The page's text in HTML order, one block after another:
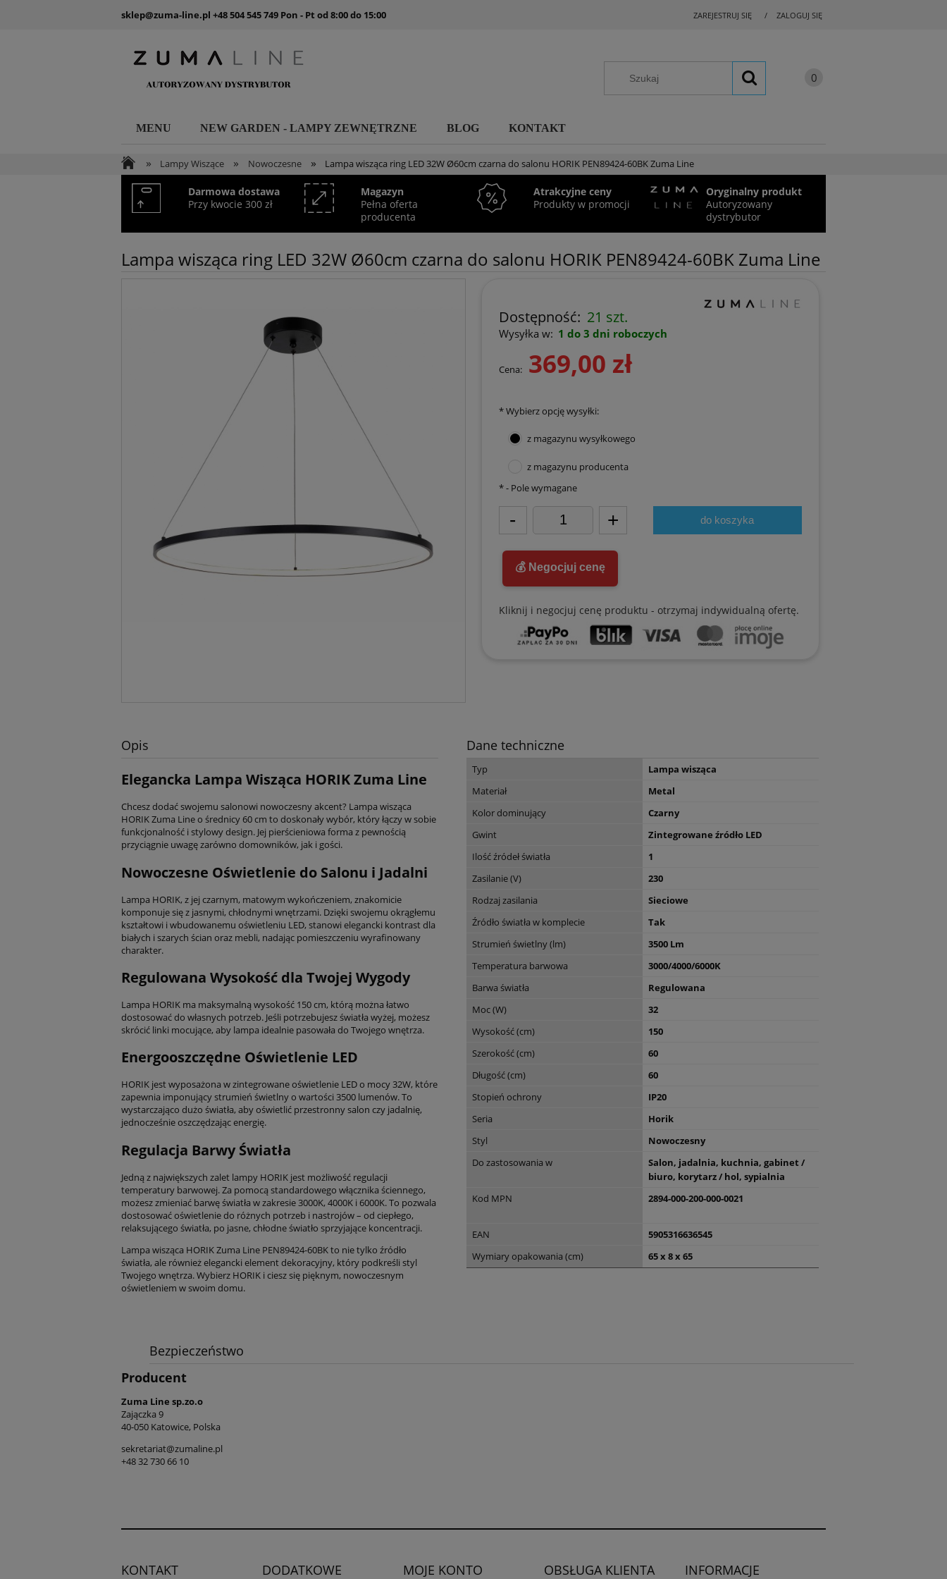
ZAREJESTRUJ SIĘ ZALOGUJ SIĘ
sklep@zuma-line.pl +48 504 545 749 Pon - Pt od 8:00 do 15:00
MENU NEW GARDEN - LAMPY ZEWNĘTRZNE BLOG KONTAKT
» Lampy Wiszące » Nowoczesne » Lampa wisząca ring LED 32W Ø60cm czarna do salonu HORIK PEN89424-60BK Zuma Line
Darmowa dostawa
Przy kwocie 300 zł
Magazyn
Pełna oferta
producenta
Atrakcyjne ceny
Produkty w promocji
Oryginalny produkt
Autoryzowany
dystrybutor
Lampa wisząca ring LED 32W Ø60cm czarna do salonu HORIK PEN89424-60BK Zuma Line
Dostępność: 21 szt.
Wysyłka w: 1 do 3 dni roboczych
Cena: 369,00 zł
*Wybierz opcję wysyłki:
z magazynu wysyłkowego
z magazynu producenta
- + do koszyka
*- Pole wymagane
💰 Negocjuj cenę
Kliknij i negocjuj cenę produktu - otrzymaj indywidualną ofertę.
Opis
Elegancka Lampa Wisząca HORIK Zuma Line
Chcesz dodać swojemu salonowi nowoczesny akcent? Lampa wisząca
HORIK Zuma Line o średnicy 60 cm to doskonały wybór, który łączy w sobie
funkcjonalność i stylowy design. Jej pierścieniowa forma z pewnością
przyciągnie uwagę zarówno domowników, jak i gości.
Nowoczesne Oświetlenie do Salonu i Jadalni
Lampa HORIK, z jej czarnym, matowym wykończeniem, znakomicie
komponuje się z jasnymi, chłodnymi wnętrzami. Dzięki swojemu okrągłemu
kształtowi i wbudowanemu oświetleniu LED, stanowi elegancki kontrast dla
białych i szarych ścian oraz mebli, nadając pomieszczeniu wyrafinowany
charakter.
Regulowana Wysokość dla Twojej Wygody
Lampa HORIK ma maksymalną wysokość 150 cm, którą można łatwo
dostosować do własnych potrzeb. Jeśli potrzebujesz światła wyżej, możesz
skrócić linki mocujące, aby lampa idealnie pasowała do Twojego wnętrza.
Energooszczędne Oświetlenie LED
HORIK jest wyposażona w zintegrowane oświetlenie LED o mocy 32W, które
zapewnia imponujący strumień świetlny o wartości 3500 lumenów. To
wystarczająco dużo światła, aby oświetlić przestronny salon czy jadalnię,
jednocześnie oszczędzając energię.
Regulacja Barwy Światła
Jedną z największych zalet lampy HORIK jest możliwość regulacji
temperatury barwowej. Za pomocą standardowego włącznika ściennego,
możesz zmieniać barwę światła w zakresie 3000K, 4000K i 6000K. To pozwala
dostosować oświetlenie do różnych potrzeb i nastrojów – od ciepłego,
relaksującego światła, po jasne, chłodne światło sprzyjające koncentracji.
Lampa wisząca HORIK Zuma Line PEN89424-60BK to nie tylko źródło
światła, ale również elegancki element dekoracyjny, który podkreśli styl
Twojego wnętrza. Wybierz HORIK i ciesz się pięknym, nowoczesnym
oświetleniem w swoim domu.
Dane techniczne
Typ
Lampa wisząca
Materiał
Metal
Kolor dominujący
Czarny
Gwint
Zintegrowane źródło LED
Ilość źródeł światła
1
Zasilanie (V)
230
Rodzaj zasilania
Sieciowe
Źródło światła w komplecie
Tak
Strumień świetlny (lm)
3500 Lm
Temperatura barwowa
3000/4000/6000K
Barwa światła
Regulowana
Moc (W)
32
Wysokość (cm)
150
Szerokość (cm)
60
Długość (cm)
60
Stopień ochrony
IP20
Seria
Horik
Styl
Nowoczesny
Do zastosowania w
Salon, jadalnia, kuchnia, gabinet /
biuro, korytarz / hol, sypialnia
Kod MPN
2894-000-200-000-0021
EAN
5905316636545
Wymiary opakowania (cm)
65 x 8 x 65
Bezpieczeństwo
Producent
Zuma Line sp.zo.o
Zajączka 9
40-050 Katowice, Polska
sekretariat@zumaline.pl
+48 32 730 66 10
KONTAKT DODATKOWE MOJE KONTO OBSŁUGA KLIENTA INFORMACJE